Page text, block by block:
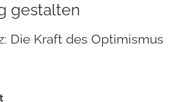
gestalten
Die Kraft des Optimismus